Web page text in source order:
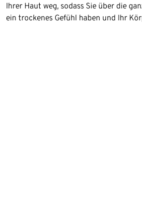
Ihrer Haut weg, sodass Sie über die
ein trockenes Gefühl haben und Ihr